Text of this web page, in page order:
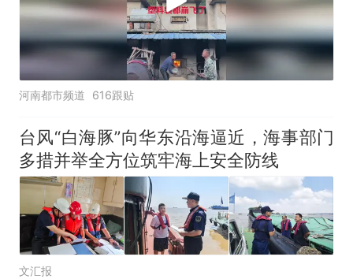
河南都市频道 616跟贴
台风“白海豚”向华东沿海逼近，海事部门
多措并举全方位筑牢海上安全防线
文汇报